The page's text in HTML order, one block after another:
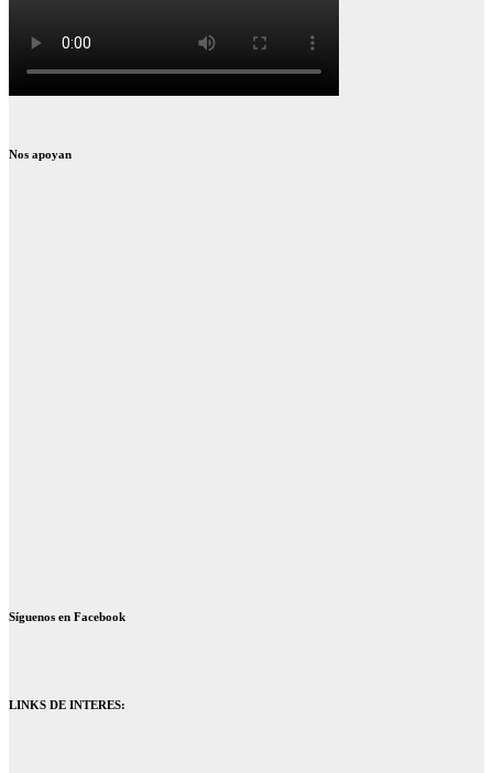
Nos apoyan
Síguenos en Facebook
LINKS DE INTERES: